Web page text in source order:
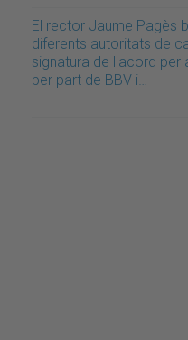
El rector Jaume Pagès
diferents autoritats de
signatura de l'acord
per part de BBV i…